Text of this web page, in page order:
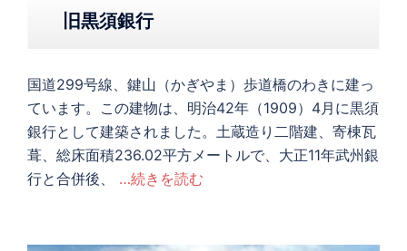
旧黒須銀行
国道299号線、鍵山（かぎやま）歩道橋のわきに建っ
ています。この建物は、明治42年（1909）4月に黒須
銀行として建築されました。土蔵造り二階建、寄棟瓦
葺、総床面積236.02平方メートルで、大正11年武州銀
行と合併後、
…続きを読む